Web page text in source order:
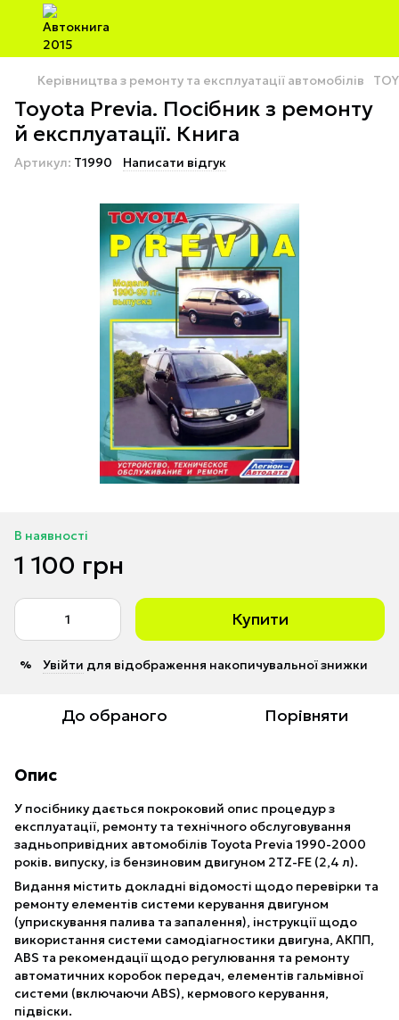
Керівництва з ремонту та експлуатації автомобілів
Toyota Previa. Посібник з ремонту
й експлуатації. Книга
Артикул: T1990 Написати відгук
В наявності
1 100 грн
Купити
% Увійти для відображення накопичувальної знижки
До обраного Порівняти
Опис
У посібнику дається покроковий опис процедур з
експлуатації, ремонту та технічного обслуговування
задньопривідних автомобілів Toyota Previa 1990-2000
років. випуску, із бензиновим двигуном 2TZ-FE (2,4 л).
Видання містить докладні відомості щодо перевірки та
ремонту елементів системи керування двигуном
(уприскування палива та запалення), інструкції щодо
використання системи самодіагностики двигуна, АКПП,
ABS та рекомендації щодо регулювання та ремонту
автоматичних коробок передач, елементів гальмівної
системи (включаючи ABS), кермового керування,
підвіски.